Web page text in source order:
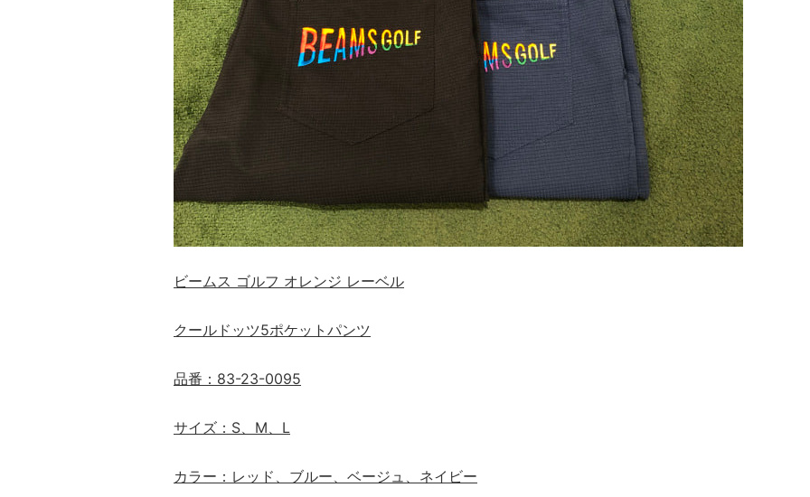
ビームス ゴルフ オレンジ レーベル
クールドッツ5ポケットパンツ
品番：83-23-0095
サイズ：S、M、L
カラー：レッド、ブルー、ベージュ、ネイビー